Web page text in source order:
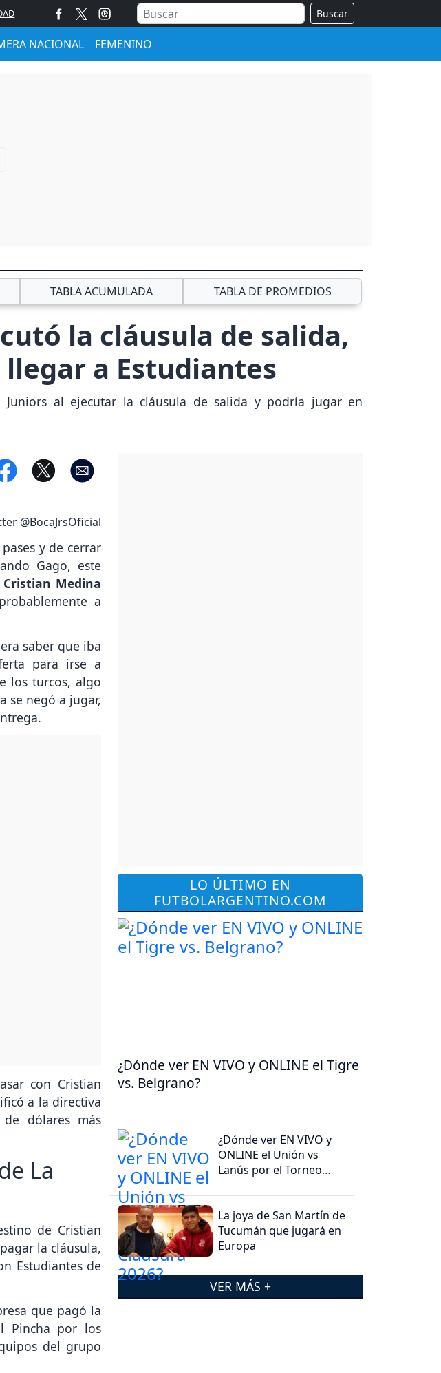
Buscar
NACIONAL FEMENINO
TABLA ACUMULADA TABLA DE PROMEDIOS
la cláusula de salida,
a Estudiantes
al ejecutar la cláusula de salida y podría jugar en
@BocaJrsOficial
y de cerrar
Gago, este
Cristian Medina
a
saber que iba
para irse a
los turcos, algo
se negó a jugar,
con Cristian
a la directiva
dólares más
La
de Cristian
la cláusula,
Estudiantes de
que pagó la
Pincha por los
del grupo
LO ÚLTIMO EN
FUTBOLARGENTINO.COM
¿Dónde ver EN VIVO y ONLINE el Tigre
vs. Belgrano?
¿Dónde ver EN VIVO y
ONLINE el Unión vs
Lanús por el Torneo
La joya de San Martín de
Tucumán que jugará en
Europa
VER MÁS +